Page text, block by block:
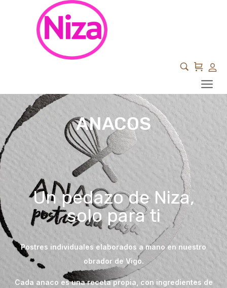
ANACOS
Un pedazo de Niza,
solo para ti
Postres individuales elaborados a mano en nuestro
obrador de Vigo.
Cada anaco es una receta propia, con ingredientes de